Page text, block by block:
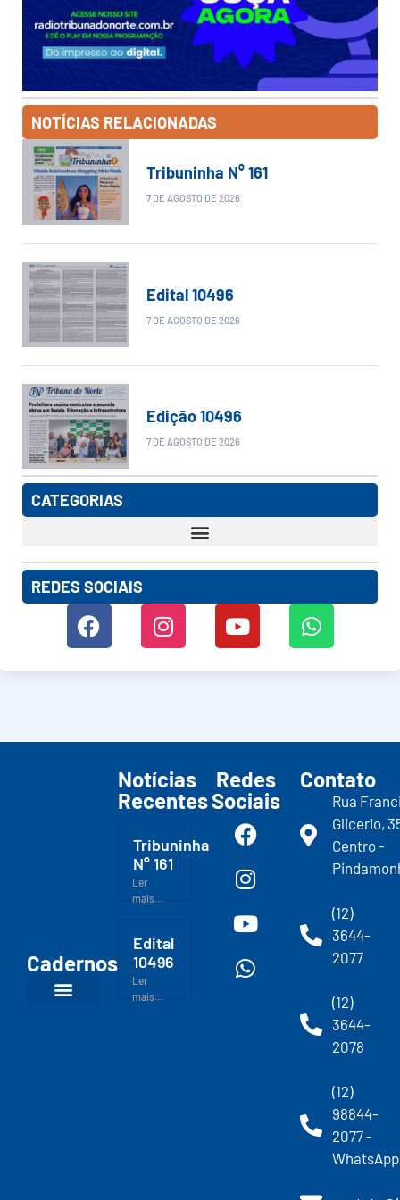
NOTÍCIAS RELACIONADAS
Tribuninha N° 161
7 DE AGOSTO DE 2026
Edital 10496
7 DE AGOSTO DE 2026
Edição 10496
7 DE AGOSTO DE 2026
CATEGORIAS
REDES SOCIAIS
Cadernos
Notícias
Recentes
Tribuninha
N° 161
Ler
mais...
Edital
10496
Ler
mais...
Redes
Sociais
Contato
Rua
Glicerio,
Centro -
(12)
3644-
2077
(12)
3644-
2078
(12)
98844-
2077 -
WhatsApp